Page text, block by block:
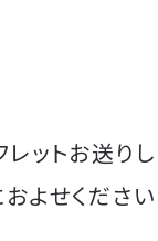
ットお送りし
よせください